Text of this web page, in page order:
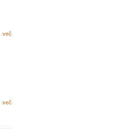
več
več